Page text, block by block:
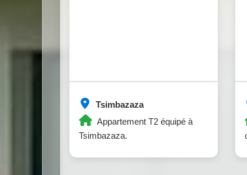
Tsimbazaza
Appartement T2 équipé à
Tsimbazaza.